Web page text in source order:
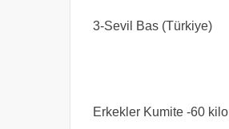
3-Sevil Bas (Türkiye)
Erkekler Kumite -60 kilo